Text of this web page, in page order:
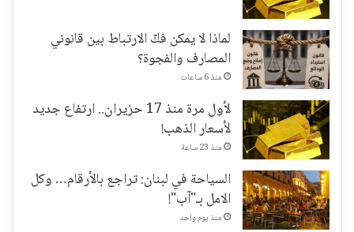
لماذا لا يمكن فكّ الارتباط بين قانوني
المصارف والفجوة؟
منذ 6 ساعات
لأول مرة منذ 17 حزيران.. ارتفاع جديد
لأسعار الذهب!
منذ 23 ساعة
السياحة في لبنان: تراجع بالأرقام… وكل
الامل بـ"آب"!
منذ يوم واحد